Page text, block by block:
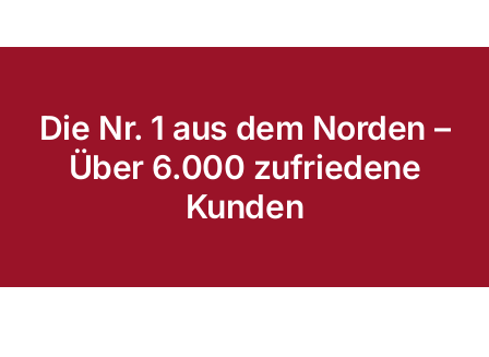
Die Nr. 1 aus dem Norden –
Über 6.000 zufriedene
Kunden